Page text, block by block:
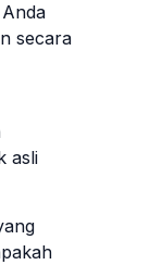
secara
asli